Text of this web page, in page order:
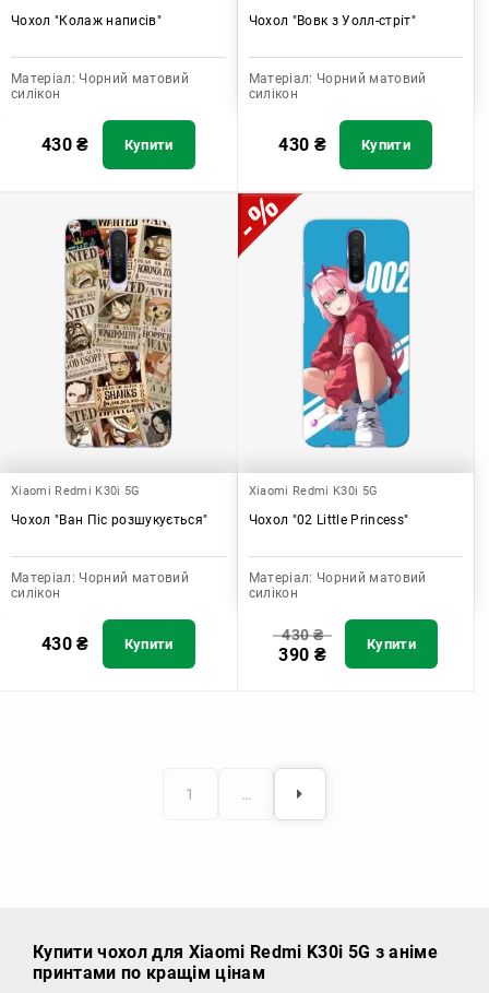
Чохол "Колаж написів"
Матеріал: Чорний матовий
силікон
430₴ Купити
Чохол "Вовк з Уолл-стріт"
Матеріал: Чорний матовий
силікон
430 ₴ Купити
Xiaomi Redmi K30i 5G
Чохол "Ван Піс розшукується"
Матеріал: Чорний матовий
силікон
430₴ Купити
Xiaomi Redmi K30i 5G
Чохол "02 Little Princess"
Матеріал: Чорний матовий
силікон
430₴
390 ₴ Купити
1 …
Купити чохол для Xiaomi Redmi K30i 5G з аніме
принтами по кращім цінам